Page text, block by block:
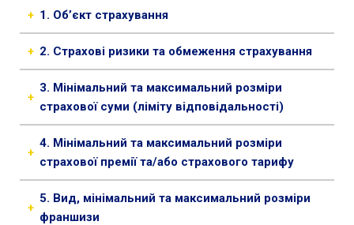
Accessibility
screen
+ 1. Об’єкт страхування
+ 2. Страхові ризики та обмеження страхування
застрахованого ТЗ в цілому, або окремих його
деталей, частин та застрахованого ДО внаслідок
дорожньо-транспортної пригоди (ДТП), що
сталася внаслідок зіткнення (контакту)
застрахованого ТЗ з іншими транспортними
засобами-учасників ДТП.
Обмеження страхування – на страхування
+
3. Мінімальний та максимальний розміри
страхової суми (ліміту відповідальності)
Максимальна страхова сума – 150 000 гривень
+
4. Мінімальний та максимальний розміри
страхової премії та/або страхового тарифу
Максимальний страховий платіж – 8100 гривень
+
5. Вид, мінімальний та максимальний розміри
франшизи